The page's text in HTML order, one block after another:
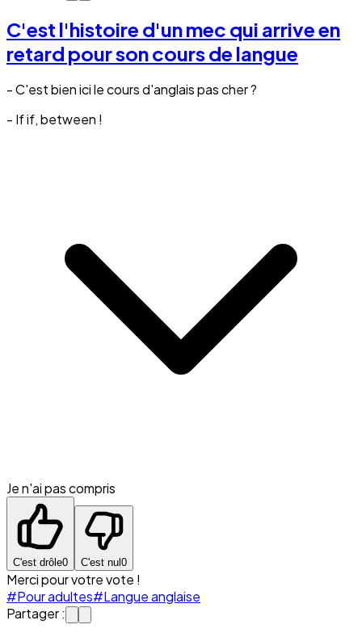
C'est l'histoire d'un mec qui arrive en
retard pour son cours de langue
- C'est bien ici le cours d'anglais pas cher ?
- If if, between !
Je n'ai pas compris
C'est drôle0 C'est nul 0
Merci pour votre vote !
#Pour adultes#Langue anglaise
Partager :